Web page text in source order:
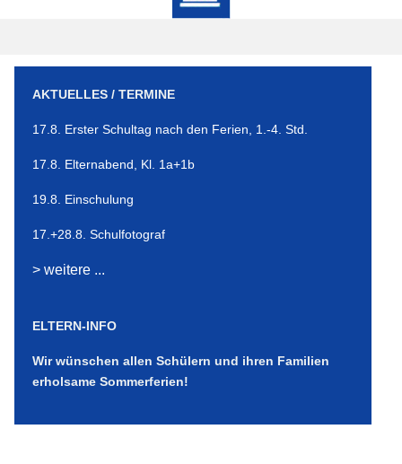
AKTUELLES / TERMINE
17.8. Erster Schultag nach den Ferien, 1.-4. Std.
17.8. Elternabend, Kl. 1a+1b
19.8. Einschulung
17.+28.8. Schulfotograf
> weitere ...
ELTERN-INFO
Wir wünschen allen Schülern und ihren Familien
erholsame Sommerferien!